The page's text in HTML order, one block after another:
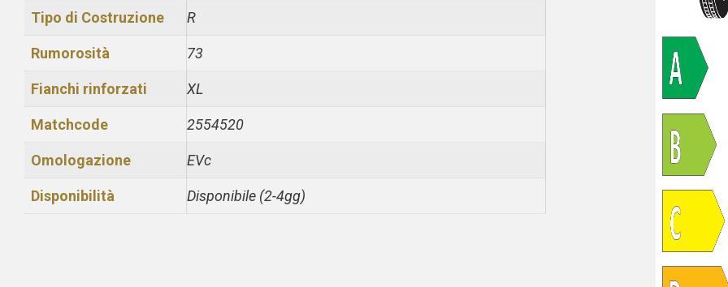
Tipo di Costruzione R
Rumorosità 73
Fianchi rinforzati XL
Matchcode 2554520
Omologazione EVc
Disponibilità Disponibile (2-4gg)